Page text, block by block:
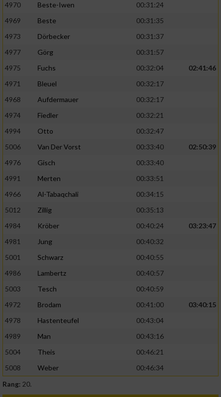
4970
Beste-Iwen
00:31:24
4969
Beste
00:31:35
4973
Dörbecker
00:31:37
4977
Görg
00:31:57
4975
Fuchs 00:32:04
02:41:46
4971
Bleuel
00:32:17
4968
Aufdermauer
00:32:17
4974
Fiedler
00:32:21
4994
Otto
00:32:47
5006
Van Der Vorst 00:33:40
02:50:39
4976
Gisch
00:33:40
4991
Merten
00:33:51
4966
Al-Tabaqchali
00:34:15
5012
Zillig
00:35:13
4984
Kröber 00:40:24
03:23:47
4981
Jung
00:40:32
5001
Schwarz
00:40:55
4986
Lambertz
00:40:57
5003
Tesch
00:40:59
4972
Brodam 00:41:00
03:40:15
4978
Hastenteufel
00:43:04
4989
Man
00:43:16
5004
Theis
00:46:21
5008
Weber
00:46:34
Rang: 20.